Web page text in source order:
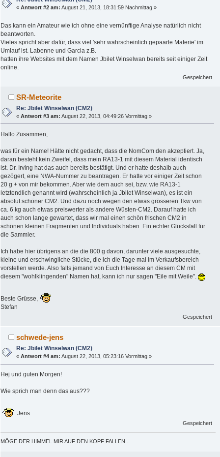
«Antwort #2 am: August 21, 2013, 18:31:59 Nachmittag »
Das kann ein Amateur wie ich ohne eine vernünftige Analyse natürlich nicht
beantworten.
Vieles spricht aber dafür, dass viel 'sehr wahrscheinlich gepaarte Materie' im
Umlauf ist. Labenne und Garcia z.B.
hatten ihre Websites mit dem Namen Jbilet Winselwan bereits seit einiger Zeit
online.
Gespeichert
SR-Meteorite
Re: Jbilet Winselwan (CM2)
«Antwort #3 am: August 22, 2013, 04:49:26 Vormittag »
Hallo Zusammen,
was für ein Name! Hätte nicht gedacht, dass die NomCom den akzeptiert. Ja,
daran besteht kein Zweifel, dass mein RA13-1 mit diesem Material identisch
ist. Dr. Irving hat das auch bereits bestätigt. Und er hatte deshalb auch
gezögert, eine NWA-Nummer zu beantragen. Er hatte vor einiger Zeit schon
20 g + von mir bekommen. Aber wie dem auch sei, bzw. wie RA13-1
letztendlich genannt wird (wahrscheinlich ja Jbilet Winselwan), es ist ein
absolut schöner CM2. Und dazu noch wegen den etwas grösseren Tkw von
ca. 6 kg auch etwas preiswerter als andere Wüsten-CM2. Darauf hatte ich
auch schon lange gewartet, dass wir mal einen schön frischen CM2 in
schönen kleinen Fragmenten und Individuals haben. Ein echter Glücksfall für
die Sammler.
Ich habe hier übrigens an die die 800 g davon, darunter viele ausgesuchte,
kleine und erschwingliche Stücke, die ich die Tage mal im Verkaufsbereich
vorstellen werde. Also falls jemand von Euch Interesse an diesem CM mit
diesem "wohlklingenden" Namen hat, kann ich nur sagen "Eile mit Weile".
Beste Grüsse,
Stefan
Gespeichert
schwede-jens
Re: Jbilet Winselwan (CM2)
«Antwort #4 am: August 22, 2013, 05:23:16 Vormittag »
Hej und guten Morgen!
Wie sprich man denn das aus???
Jens
Gespeichert
MÖGE DER HIMMEL MIR AUF DEN KOPF FALLEN...